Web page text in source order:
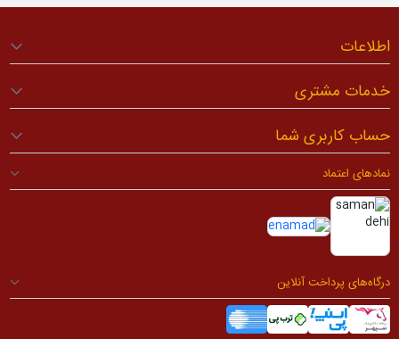
اطلاعات
خدمات مشتری
حساب کاربری شما
نمادهای اعتماد
درگاه‌های پرداخت آنلاین